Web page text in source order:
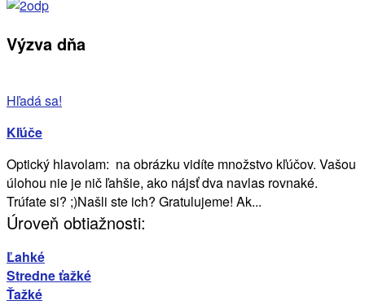
Výzva dňa
Hľadá sa!
Kľúče
Optický hlavolam: na obrázku vidíte množstvo kľúčov. Vašou
úlohou nie je nič ľahšie, ako nájsť dva navlas rovnaké.
Trúfate si? ;)Našli ste ich? Gratulujeme! Ak...
Úroveň obtiažnosti:
Ľahké
Stredne ťažké
Ťažké